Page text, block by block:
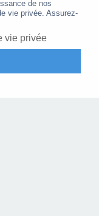
de nos
vie privée. Assurez-
vie privée